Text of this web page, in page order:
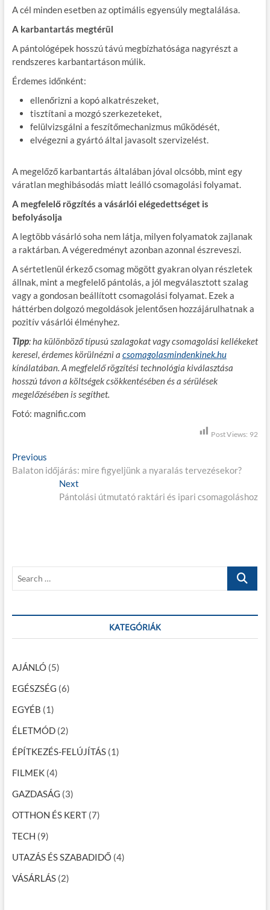
A cél minden esetben az optimális egyensúly megtalálása.
A karbantartás megtérül
A pántológépek hosszú távú megbízhatósága nagyrészt a
rendszeres karbantartáson múlik.
Érdemes időnként:
ellenőrizni a kopó alkatrészeket,
tisztítani a mozgó szerkezeteket,
felülvizsgálni a feszítőmechanizmus működését,
elvégezni a gyártó által javasolt szervizelést.
A megelőző karbantartás általában jóval olcsóbb, mint egy
váratlan meghibásodás miatt leálló csomagolási folyamat.
A megfelelő rögzítés a vásárlói elégedettséget is
befolyásolja
A legtöbb vásárló soha nem látja, milyen folyamatok zajlanak
a raktárban. A végeredményt azonban azonnal észreveszi.
A sértetlenül érkező csomag mögött gyakran olyan részletek
állnak, mint a megfelelő pántolás, a jól megválasztott szalag
vagy a gondosan beállított csomagolási folyamat. Ezek a
háttérben dolgozó megoldások jelentősen hozzájárulhatnak a
pozitív vásárlói élményhez.
Tipp: ha különböző típusú szalagokat vagy csomagolási kellékeket
keresel, érdemes körülnézni a csomagolasmindenkinek.hu
kínálatában. A megfelelő rögzítési technológia kiválasztása
hosszú távon a költségek csökkentésében és a sérülések
megelőzésében is segíthet.
Fotó: magnific.com
Post Views: 92
B
e
z
é
s
n
v
i
g
á
c
i
ó
Previous
r
s
:
Balaton időjárás: mire figyeljünk a nyaralás tervezésekor?
Next
e
:
Pántolási útmutató raktári és ipari csomagoláshoz
r
h
KATEGÓRIÁK
AJÁNLÓ(5)
EGÉSZSÉG (6)
EGYÉB (1)
ÉLETMÓD(2)
ÉPÍTKEZÉS-FELÚJÍTÁS(1)
FILMEK(4)
GAZDASÁG (3)
OTTHON ÉS KERT(7)
TECH (9)
UTAZÁS ÉS SZABADIDŐ (4)
VÁSÁRLÁS(2)